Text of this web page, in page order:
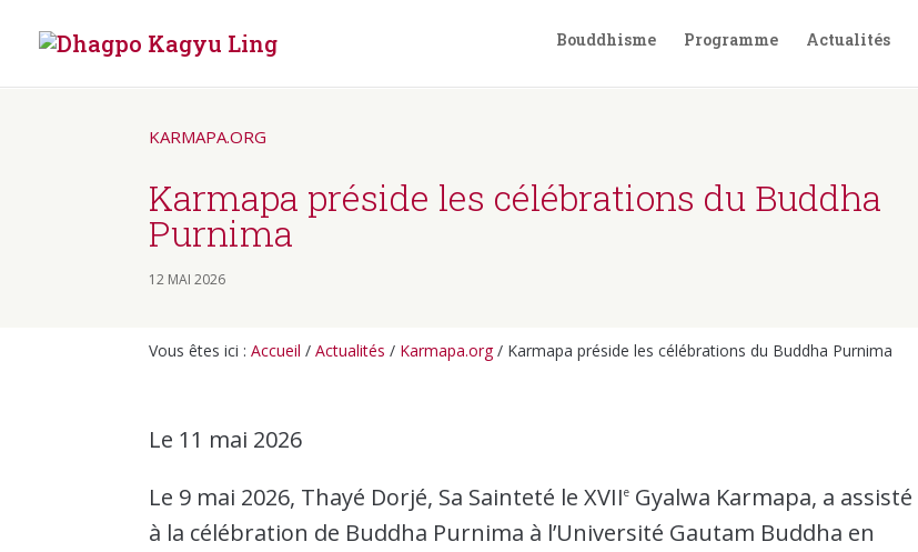
Bouddhisme Programme Actualités
KARMAPA.ORG
Karmapa préside les célébrations du Buddha
Purnima
12 MAI 2026
Vous êtes ici :Accueil /Actualités / Karmapa.org/ Karmapa préside les célébrations du Buddha Purnima
Le 11 mai 2026
Le 9 mai 2026, Thayé Dorjé, Sa Sainteté le XVIIe Gyalwa Karmapa, a assisté
à la célébration de Buddha Purnima à l’Université Gautam Buddha en